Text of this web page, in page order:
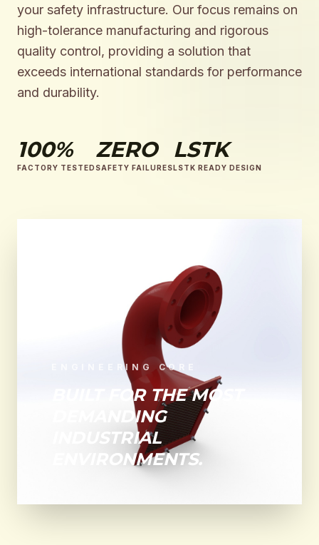
your safety infrastructure. Our focus remains on
high-tolerance manufacturing and rigorous
quality control, providing a solution that
exceeds international standards for performance
and durability.
100%
FACTORY TESTED
ZERO
SAFETY FAILURES
LSTK
LSTK READY DESIGN
ENGINEERING CORE
BUILT FOR THE MOST
DEMANDING
INDUSTRIAL
ENVIRONMENTS.